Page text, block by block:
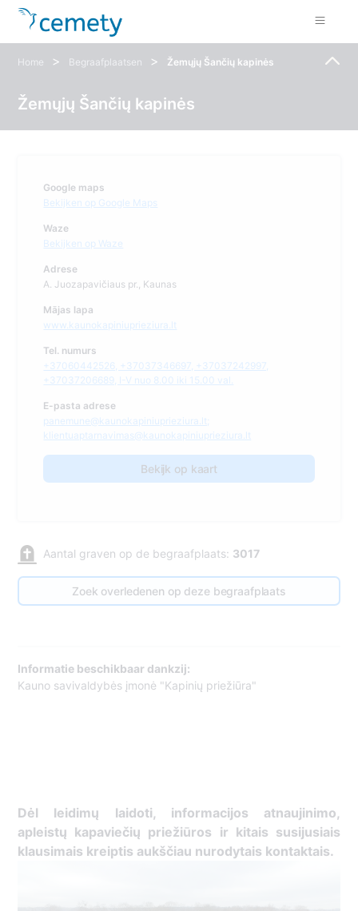
Home > Begraafplaatsen > Žemųjų Šančių kapinės
Žemųjų Šančių kapinės
Google maps
Bekijken op Google Maps
Waze
Bekijken op Waze
Adrese
A. Juozapavičiaus pr., Kaunas
Mājas lapa
www.kaunokapiniuprieziura.lt
Tel. numurs
+37060442526, +37037346697, +37037242997,
+37037206689, I-V nuo 8.00 iki 15.00 val.
E-pasta adrese
panemune@kaunokapiniuprieziura.lt;
klientuaptarnavimas@kaunokapiniuprieziura.lt
Bekijk op kaart
Aantal graven op de begraafplaats: 3017
Zoek overledenen op deze begraafplaats
Informatie beschikbaar dankzij:
Kauno savivaldybės įmonė "Kapinių priežiūra"
Dėl leidimų laidoti, ​informacijos atnaujinimo,
apleistų kapaviečių priežiūros ir kitais susijusiais
klausimais kreiptis ​aukščiau nurodytais kontaktais.